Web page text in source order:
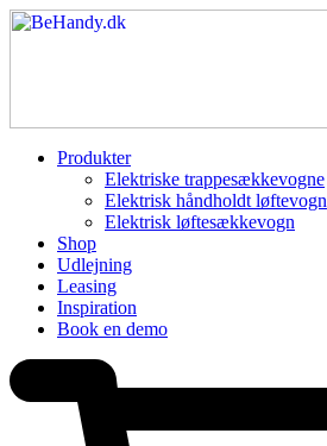
Produkter
Elektriske trappesækkevogne
Elektrisk håndholdt løftevogn
Elektrisk løftesækkevogn
Shop
Udlejning
Leasing
Inspiration
Book en demo